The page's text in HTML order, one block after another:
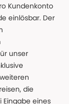
Kundenkonto
einlösbar. Der
unser
die
Eingabe eines